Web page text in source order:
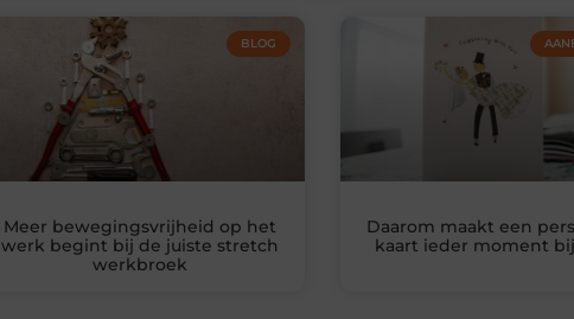
BLOG
Meer bewegingsvrijheid op het
werk begint bij de juiste stretch
werkbroek
Daarom maakt een
kaart ieder moment